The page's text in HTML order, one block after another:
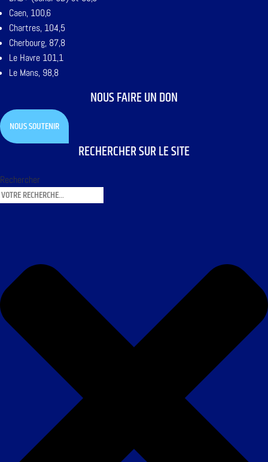
Caen, 100,6
Chartres, 104,5
Cherbourg, 87,8
Le Havre 101,1
Le Mans, 98,8
NOUS FAIRE UN DON
NOUS SOUTENIR
RECHERCHER SUR LE SITE
Rechercher